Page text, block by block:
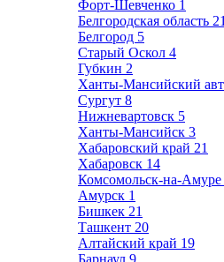
Форт-Шевченко 1
Белгородская область 21
Белгород 5
Старый Оскол 4
Губкин 2
Ханты-Мансийский
Сургут 8
Нижневартовск 5
Ханты-Мансийск 3
Хабаровский край 21
Хабаровск 14
Комсомольск-на-Амуре
Амурск 1
Бишкек 21
Ташкент 20
Алтайский край 19
Барнаул 9